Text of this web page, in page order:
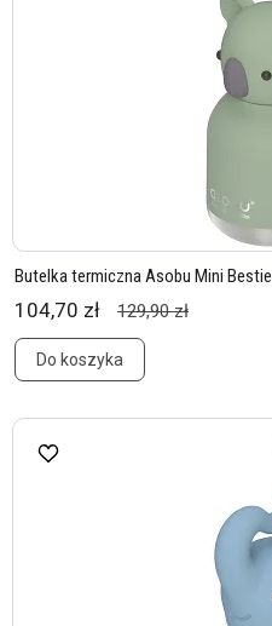
Butelka termiczna Asobu Mini
104,70 zł 129,90 zł
Do koszyka